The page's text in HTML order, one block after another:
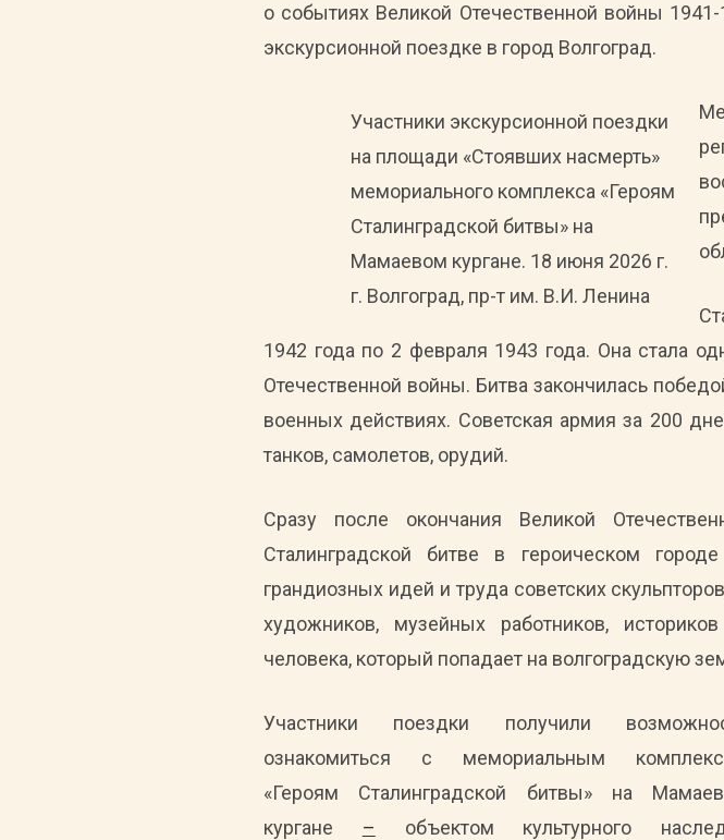
о событиях Великой Отечественной войны
экскурсионной поездке в город Волгоград.
Участники экскурсионной поездки
на площади «Стоявших насмерть»
мемориального комплекса «Героям
Сталинградской битвы» на
Мамаевом кургане. 18 июня 2026 г.
г. Волгоград, пр-т им. В.И. Ленина
1942 года по 2 февраля 1943 года. Она стала
Отечественной войны. Битва закончилась
военных действиях. Советская армия за 200
танков, самолетов, орудий.
Сразу после окончания Великой
Сталинградской битве в героическом
грандиозных идей и труда советских
художников, музейных работников,
человека, который попадает на волгоградскую
Участники поездки получили
ознакомиться с мемориальным
«Героям Сталинградской битвы» на
кургане – объектом культурного